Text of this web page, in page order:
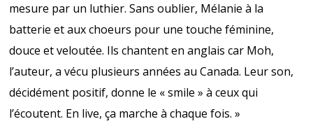
mesure par un luthier. Sans oublier, Mélanie à la
batterie et aux choeurs pour une touche féminine,
douce et veloutée. Ils chantent en anglais car Moh,
l’auteur, a vécu plusieurs années au Canada. Leur son,
décidément positif, donne le « smile » à ceux qui
l’écoutent. En live, ça marche à chaque fois. »